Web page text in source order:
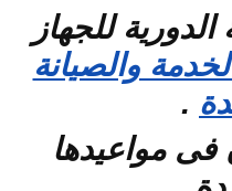
للجهاز
والصيانة
.
مواعيدها